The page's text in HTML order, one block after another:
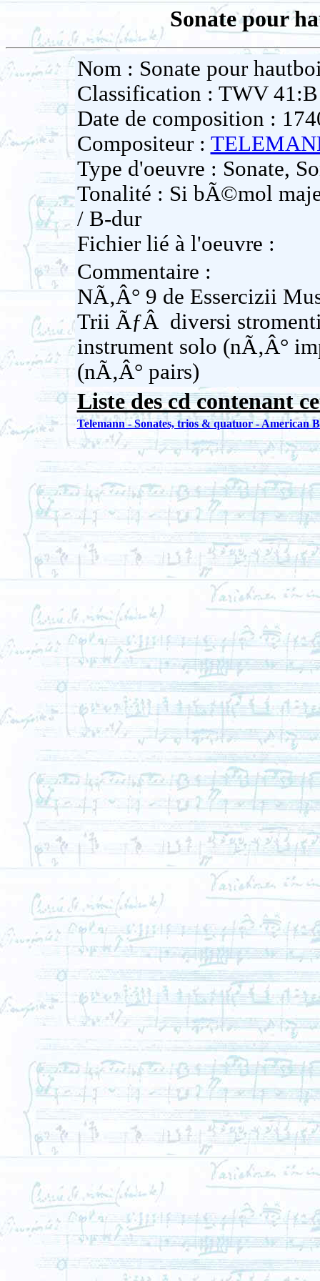
Sonate pour
Nom : Sonate pour
Classification : TWV
Date de composition :
Compositeur :
Type d'oeuvre : Sonate,
Tonalité : Si bÃ©mol
/ B-dur
Fichier lié à l'oeuvre :
Commentaire :
NÃ‚Â° 9 de Essercizii
Trii ÃƒÂ diversi stromenti
instrument solo (nÃ‚Â°
(nÃ‚Â° pairs)
Liste des cd contenant
Telemann - Sonates, trios & quatuor - American